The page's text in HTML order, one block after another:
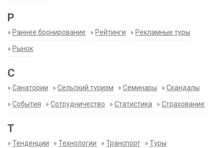
Р
» Раннее бронирование » Рейтинги » Рекламные туры
» Рынок
С
» Санатории » Сельский туризм » Семинары » Скандалы
» События » Сотрудничество » Статистика » Страхование
Т
» Тенденции » Технологии » Транспорт » Туры